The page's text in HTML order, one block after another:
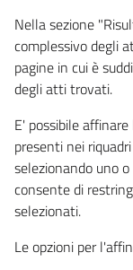
Nella sezione
complessivo degli
pagine in cui è
degli atti trovati.
E' possibile
presenti nei
selezionando uno
consente di
selezionati.
Le opzioni per